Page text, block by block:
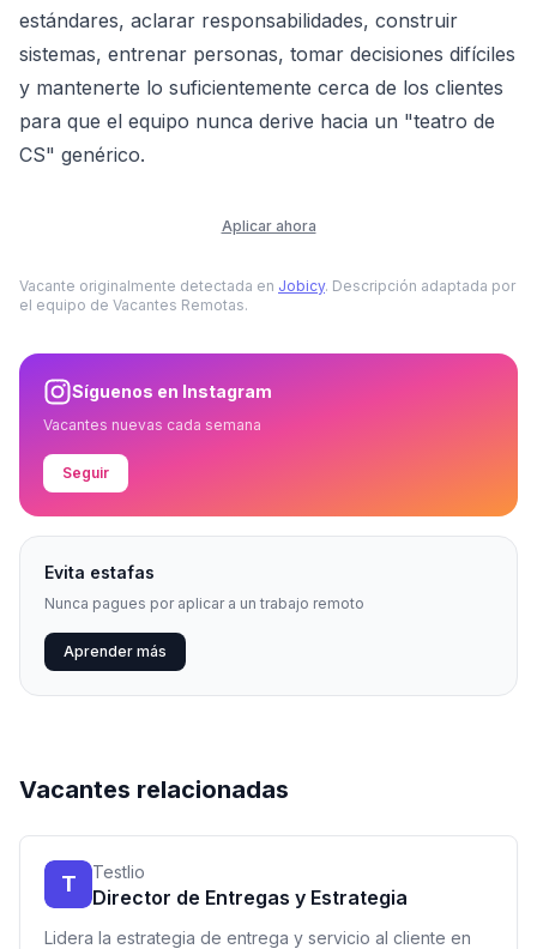
estándares, aclarar responsabilidades, construir
sistemas, entrenar personas, tomar decisiones difíciles
y mantenerte lo suficientemente cerca de los clientes
para que el equipo nunca derive hacia un "teatro de
CS" genérico.
Aplicar ahora
Vacante originalmente detectada en Jobicy. Descripción adaptada por
el equipo de Vacantes Remotas.
Síguenos en Instagram
Vacantes nuevas cada semana
Seguir
Evita estafas
Nunca pagues por aplicar a un trabajo remoto
Aprender más
Vacantes relacionadas
T Testlio
Director de Entregas y Estrategia
Lidera la estrategia de entrega y servicio al cliente en